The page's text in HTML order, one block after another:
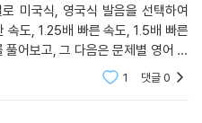
미국식, 영국식 발음을 선택하여
속도, 1.25배 빠른 속도, 1.5배 빠른
어보고, 그 다음은 문제별 영어 듣
점을 위한 시험 대비 문제로 도움
1 댓글0